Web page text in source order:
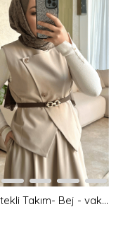
İsabel Etekli Takım- Bej - vakronline